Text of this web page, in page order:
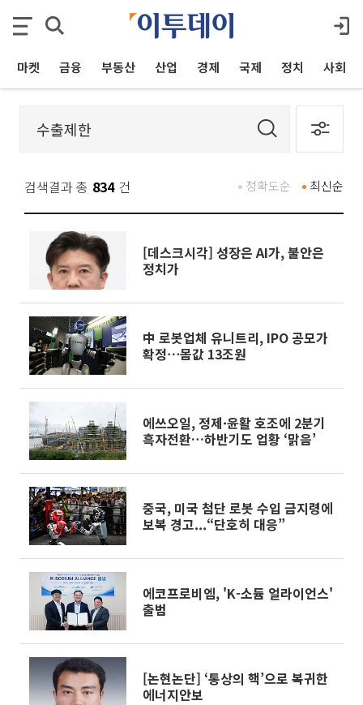
마켓 금융 부동산 산업 경제 국제 정치 사회
검색결과 총 834 건 최신순
정확도순
[데스크시각] 성장은 AI가, 불안은
정치가
中 로봇업체 유니트리, IPO 공모가
확정⋯몸값 13조원
에쓰오일, 정제·윤활 호조에 2분기
흑자전환…하반기도 업황 ‘맑음’
중국, 미국 첨단 로봇 수입 금지령에
보복 경고...“단호히 대응”
에코프로비엠, 'K-소듐 얼라이언스'
출범
[논현논단] ‘통상의 핵’으로 복귀한
에너지안보